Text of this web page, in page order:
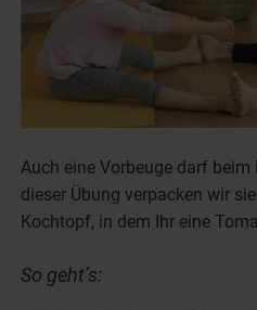
Auch eine Vorbeuge darf
dieser Übung verpacken wir
Kochtopf, in dem Ihr eine
So geht’s: